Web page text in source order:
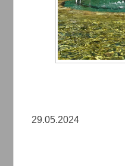
29.05.2024